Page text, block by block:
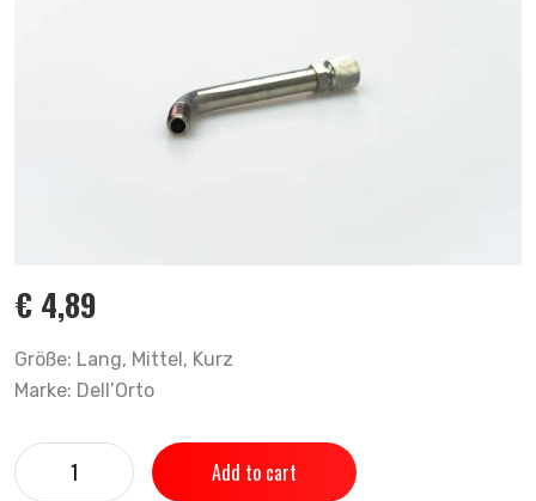
€ 4,89
Größe: Lang, Mittel, Kurz
Marke: Dell’Orto
Add to cart